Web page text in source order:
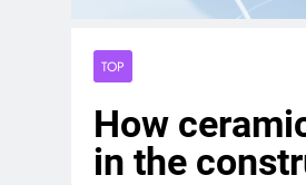
TOP
How
in the